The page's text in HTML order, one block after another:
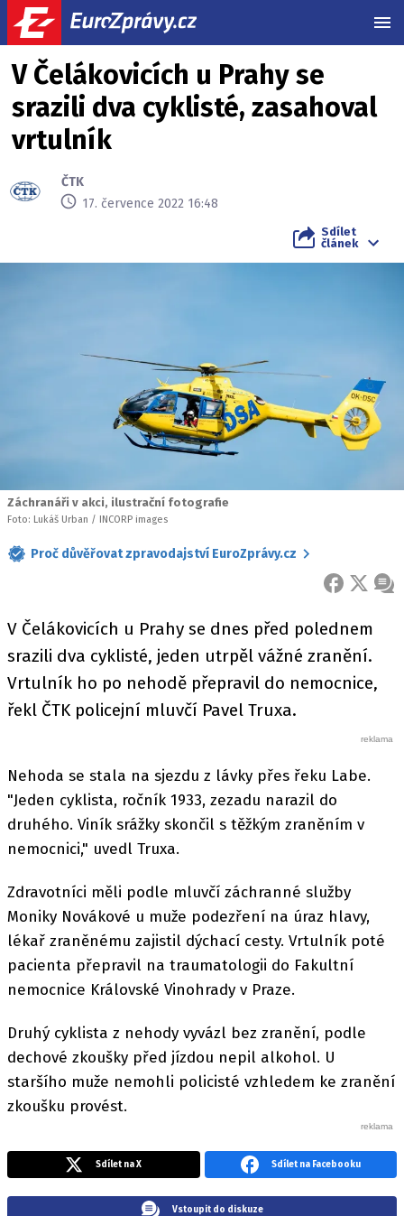
V Čelákovicích u Prahy se
srazili dva cyklisté, zasahoval
vrtulník
ČTK
17. července 2022 16:48
Sdílet
článek
Záchranáři v akci, ilustrační fotografie
Foto: Lukáš Urban / INCORP images
Proč důvěřovat zpravodajství EuroZprávy.cz
FACEBOOK
X
V Čelákovicích u Prahy se dnes před polednem
srazili dva cyklisté, jeden utrpěl vážné zranění.
Vrtulník ho po nehodě přepravil do nemocnice,
řekl ČTK policejní mluvčí Pavel Truxa.
Nehoda se stala na sjezdu z lávky přes řeku Labe.
"Jeden cyklista, ročník 1933, zezadu narazil do
druhého. Viník srážky skončil s těžkým zraněním v
nemocnici," uvedl Truxa.
Zdravotníci měli podle mluvčí záchranné služby
Moniky Novákové u muže podezření na úraz hlavy,
lékař zraněnému zajistil dýchací cesty. Vrtulník poté
pacienta přepravil na traumatologii do Fakultní
nemocnice Královské Vinohrady v Praze.
Druhý cyklista z nehody vyvázl bez zranění, podle
dechové zkoušky před jízdou nepil alkohol. U
staršího muže nemohli policisté vzhledem ke zranění
zkoušku provést.
Sdílet na X Sdílet na Facebooku
Vstoupit do diskuze